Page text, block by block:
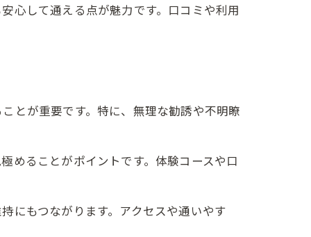
心して通える点が魅力です。口コミや利用
とが重要です。特に、無理な勧誘や不明瞭
めることがポイントです。体験コースや口
にもつながります。アクセスや通いやす